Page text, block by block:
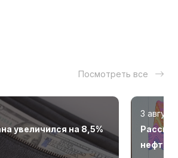
Посмотреть все
увеличился на 8,5%
3